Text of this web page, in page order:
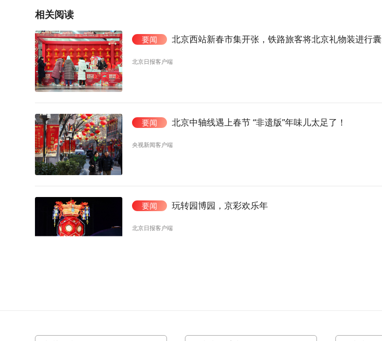
相关阅读
要闻 北京西站新春市集开张，铁路旅客将北京礼物装进行囊
北京日报客户端
要闻 北京中轴线遇上春节 “非遗版”年味儿太足了！
央视新闻客户端
要闻 玩转园博园，京彩欢乐年
北京日报客户端